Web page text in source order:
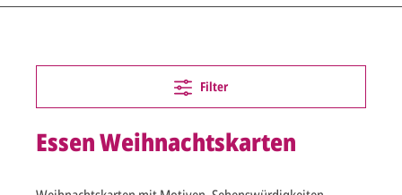
Filter
Essen Weihnachtskarten